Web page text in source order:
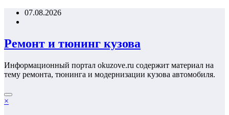
Перейти07.08.2026
Ремонт и тюнинг кузова
Информационный портал okuzove.ru содержит материал на
тему ремонта, тюнинга и модернизации кузова автомобиля.
×